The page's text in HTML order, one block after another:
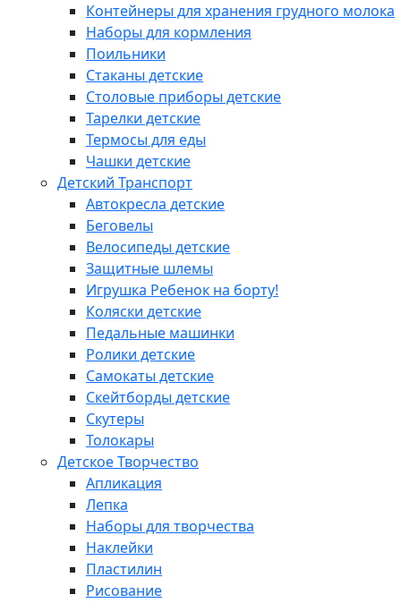
Контейнеры для хранения грудного молока
Наборы для кормления
Поильники
Стаканы детские
Столовые приборы детские
Тарелки детские
Термосы для еды
Чашки детские
Детский Транспорт
Автокресла детские
Беговелы
Велосипеды детские
Защитные шлемы
Игрушка Ребенок на борту!
Коляски детские
Педальные машинки
Ролики детские
Самокаты детские
Скейтборды детские
Скутеры
Толокары
Детское Творчество
Апликация
Лепка
Наборы для творчества
Наклейки
Пластилин
Рисование